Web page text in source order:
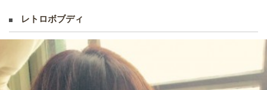
レトロボブディ